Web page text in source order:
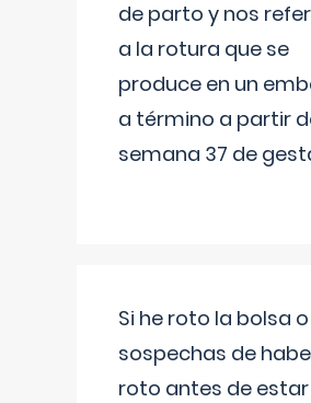
de parto y nos
a la rotura que se
produce en un
a término a partir
semana 37 de
Si he roto la bolsa
sospechas de
roto antes de